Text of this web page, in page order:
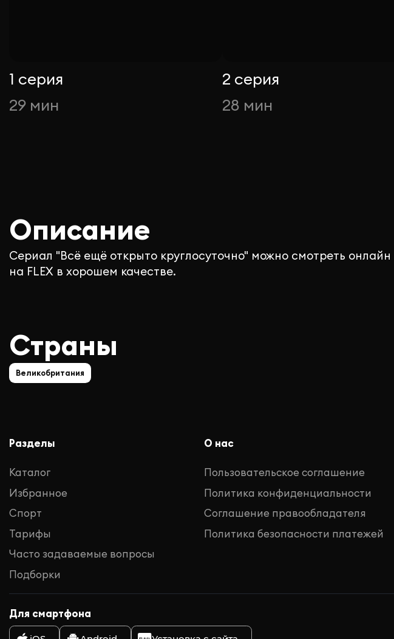
1 серия
29 мин
2 серия
28 мин
Описание
Сериал "Всё ещё открыто круглосуточно" можно смотреть онлайн
на FLEX в хорошем качестве.
Страны
Великобритания
Разделы
Каталог
Избранное
Спорт
Тарифы
Часто задаваемые вопросы
Подборки
О нас
Пользовательское соглашение
Политика конфиденциальности
Соглашение правообладателя
Политика безопасности платежей
Для смартфона